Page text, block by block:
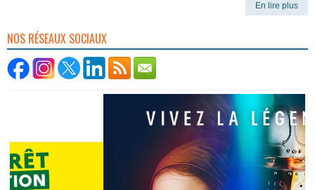
En lire plus
NOS RÉSEAUX SOCIAUX